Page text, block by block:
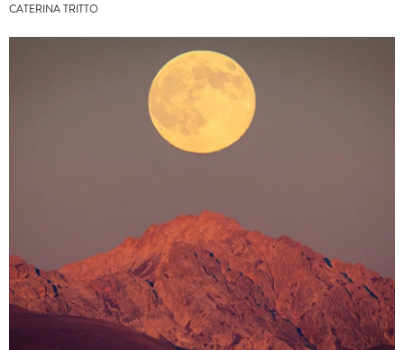
CATERINA TRITTO